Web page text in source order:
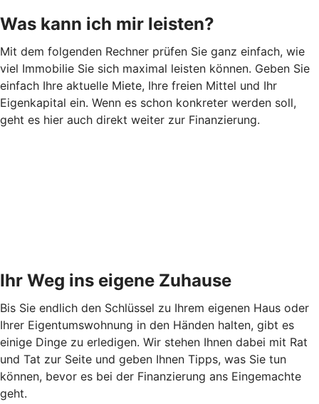
Was kann ich mir leisten?
Mit dem folgenden Rechner prüfen Sie ganz einfach, wie
viel Immobilie Sie sich maximal leisten können. Geben Sie
einfach Ihre aktuelle Miete, Ihre freien Mittel und Ihr
Eigenkapital ein. Wenn es schon konkreter werden soll,
geht es hier auch direkt weiter zur Finanzierung.
Ihr Weg ins eigene Zuhause
Bis Sie endlich den Schlüssel zu Ihrem eigenen Haus oder
Ihrer Eigentumswohnung in den Händen halten, gibt es
einige Dinge zu erledigen. Wir stehen Ihnen dabei mit Rat
und Tat zur Seite und geben Ihnen Tipps, was Sie tun
können, bevor es bei der Finanzierung ans Eingemachte
geht.